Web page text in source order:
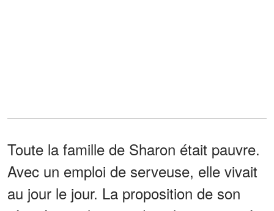
Toute la famille de Sharon était pauvre.
Avec un emploi de serveuse, elle vivait
au jour le jour. La proposition de son